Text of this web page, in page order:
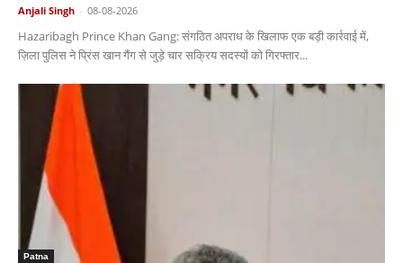
Anjali Singh - 08-08-2026
Hazaribagh Prince Khan Gang: संगठित अपराध के खिलाफ एक बड़ी कार्रवाई में,
ज़िला पुलिस ने प्रिंस खान गैंग से जुड़े चार सक्रिय सदस्यों को गिरफ्तार...
Patna